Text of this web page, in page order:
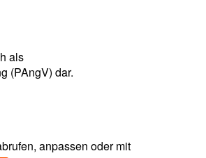
als
(PAngV) dar.
anpassen oder mit